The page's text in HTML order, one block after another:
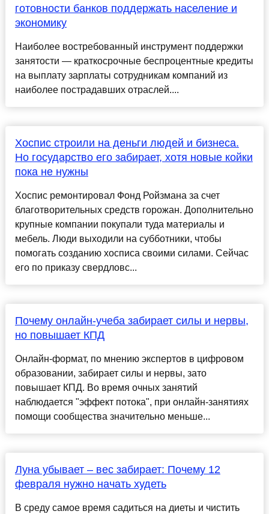
готовности банков поддержать население и
экономику
Наиболее востребованный инструмент поддержки
занятости — краткосрочные беспроцентные кредиты
на выплату зарплаты сотрудникам компаний из
наиболее пострадавших отраслей....
Хоспис строили на деньги людей и бизнеса.
Но государство его забирает, хотя новые койки
пока не нужны
Хоспис ремонтировал Фонд Ройзмана за счет
благотворительных средств горожан. Дополнительно
крупные компании покупали туда материалы и
мебель. Люди выходили на субботники, чтобы
помогать созданию хосписа своими силами. Сейчас
его по приказу свердловс...
Почему онлайн-учеба забирает силы и нервы,
но повышает КПД
Онлайн-формат, по мнению экспертов в цифровом
образовании, забирает силы и нервы, зато
повышает КПД. Во время очных занятий
наблюдается "эффект потока", при онлайн-занятиях
помощи сообщества значительно меньше...
Луна убывает – вес забирает: Почему 12
февраля нужно начать худеть
В среду самое время садиться на диеты и чистить